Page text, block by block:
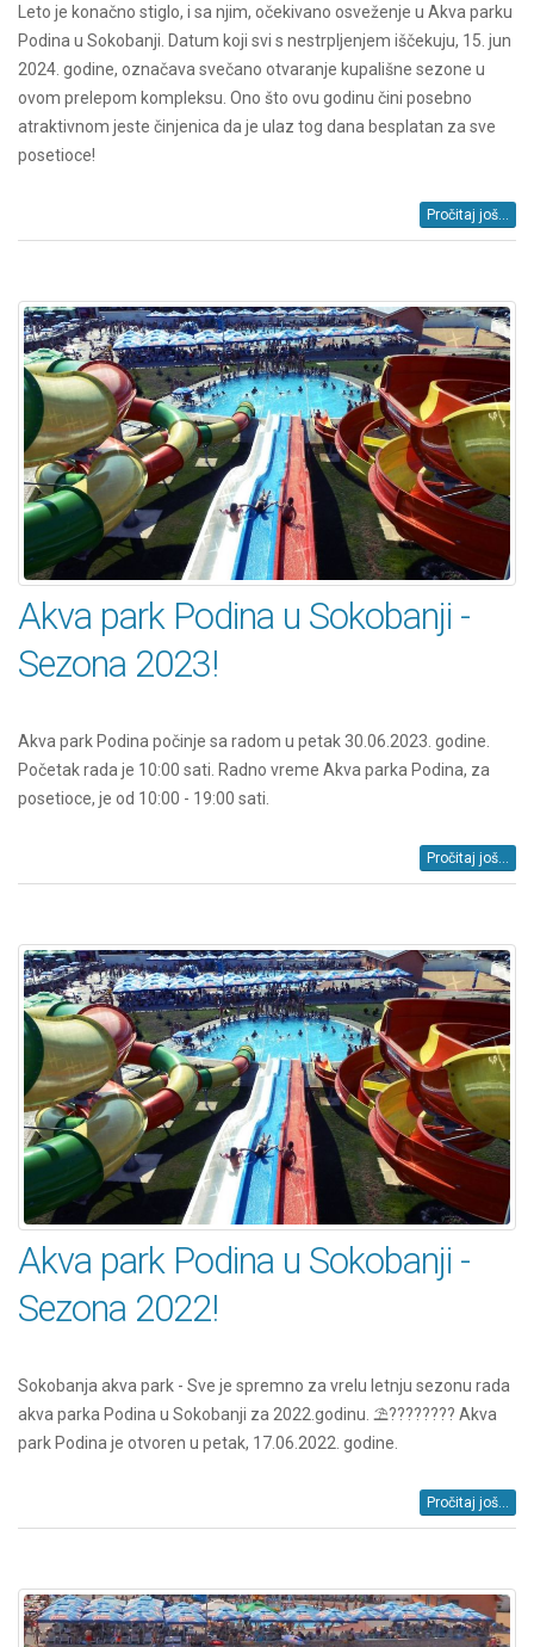
Leto je konačno stiglo, i sa njim, očekivano osveženje u Akva parku
Podina u Sokobanji. Datum koji svi s nestrpljenjem iščekuju, 15. jun
2024. godine, označava svečano otvaranje kupališne sezone u
ovom prelepom kompleksu. Ono što ovu godinu čini posebno
atraktivnom jeste činjenica da je ulaz tog dana besplatan za sve
posetioce!
Pročitaj još...
Akva park Podina u Sokobanji -
Sezona 2023!
Akva park Podina počinje sa radom u petak 30.06.2023. godine.
Početak rada je 10:00 sati. Radno vreme Akva parka Podina, za
posetioce, je od 10:00 - 19:00 sati.
Pročitaj još...
Akva park Podina u Sokobanji -
Sezona 2022!
Sokobanja akva park - Sve je spremno za vrelu letnju sezonu rada
akva parka Podina u Sokobanji za 2022.godinu. ⛱️???????? Akva
park Podina je otvoren u petak, 17.06.2022. godine.
Pročitaj još...